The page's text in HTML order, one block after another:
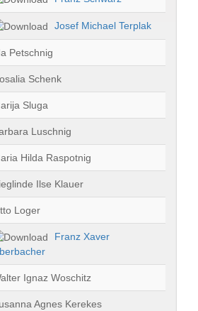
Josef Michael Terplak
Petschnig
Schenk
Sluga
Luschnig
Hilda Raspotnig
Ilse Klauer
Loger
Franz Xaver
Ignaz Woschitz
Agnes Kerekes